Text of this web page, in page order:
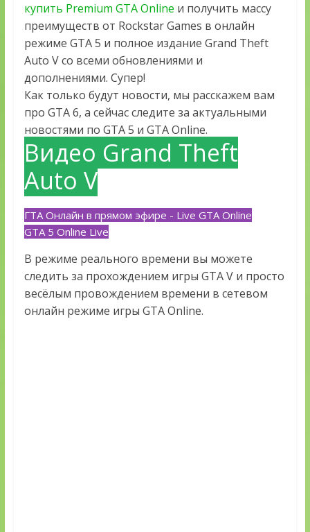
купить Premium GTA Online и получить массу
преимуществ от Rockstar Games в онлайн
режиме GTA 5 и полное издание Grand Theft
Auto V со всеми обновлениями и
дополнениями. Супер!
Как только будут новости, мы расскажем вам
про GTA 6, а сейчас следите за актуальными
новостями по GTA 5 и GTA Online.
Видео Grand Theft
Auto V
ГТА Онлайн в прямом эфире - Live GTA Online
GTA 5 Online Live
В режиме реального времени вы можете
следить за прохождением игры GTA V и просто
весёлым провождением времени в сетевом
онлайн режиме игры GTA Online.